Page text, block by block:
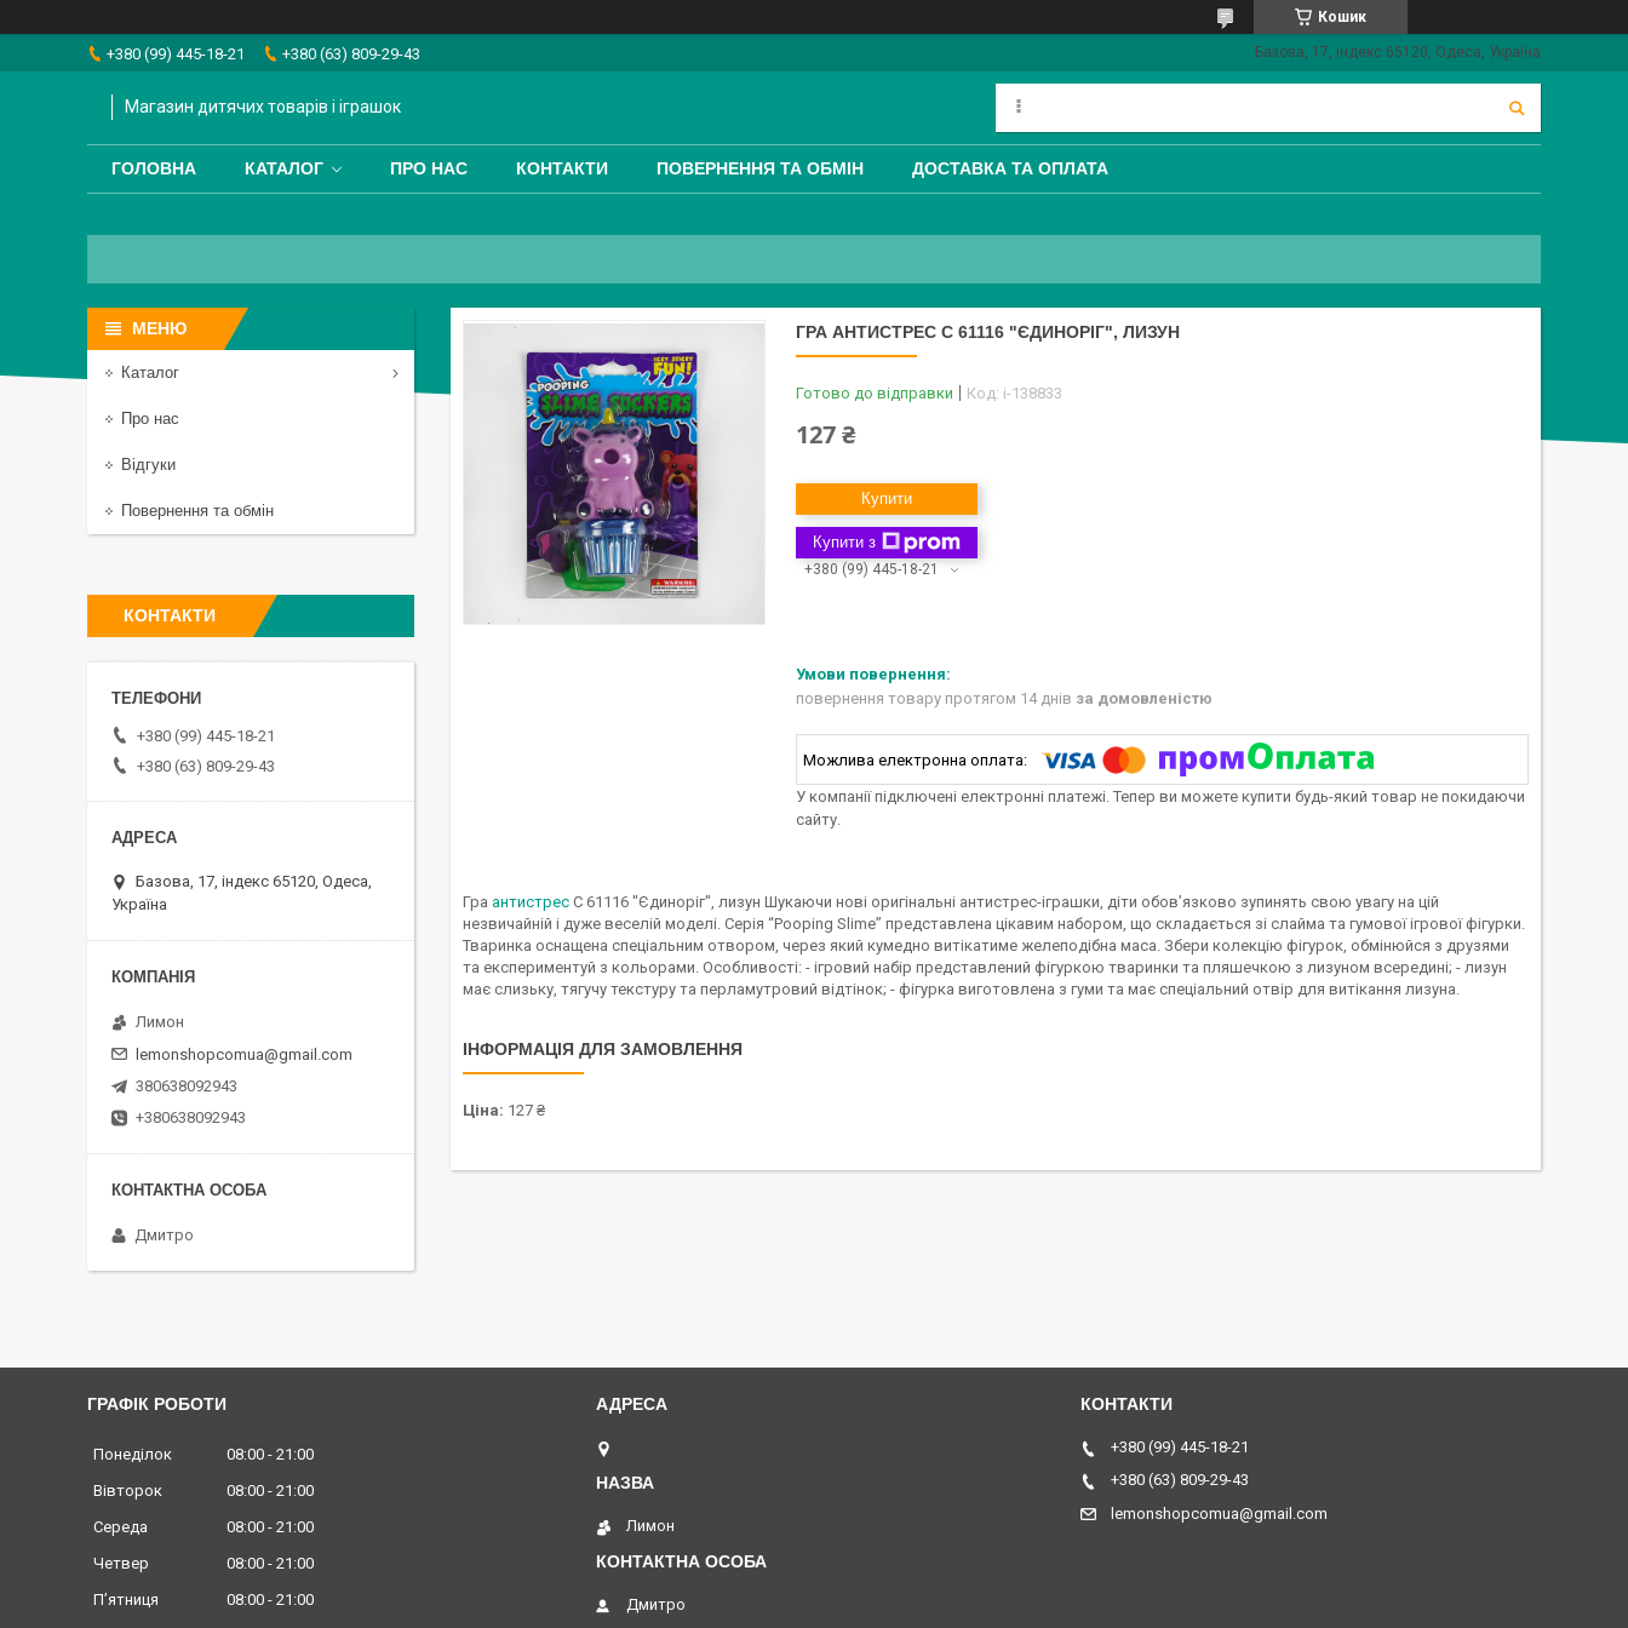
Кошик
+380 (99) 445-18-21 +380 (63) 809-29-43 Базова, 17, індекс 65120, Одеса, Україна
Магазин дитячих товарів і іграшок
ГОЛОВНА КАТАЛОГ ПРО НАС КОНТАКТИ ПОВЕРНЕННЯ ТА ОБМІН ДОСТАВКА ТА ОПЛАТА
ГРА АНТИСТРЕС С 61116 "ЄДИНОРІГ", ЛИЗУН
Готово до відправки Код: i-138833
127 ₴
Купити
Купити з
+380 (99) 445-18-21
повернення товару протягом 14 днів за домовленістю
У компанії підключені електронні платежі. Тепер ви можете купити будь-який товар не покидаючи
сайту.
Гра антистрес С 61116 "Єдиноріг", лизун Шукаючи нові оригінальні антистрес-іграшки, діти обов’язково зупинять свою увагу на цій
незвичайній і дуже веселій моделі. Серія “Pooping Slime” представлена цікавим набором, що складається зі слайма та гумової ігрової фігурки.
Тваринка оснащена спеціальним отвором, через який кумедно витікатиме желеподібна маса. Збери колекцію фігурок, обмінюйся з друзями
та експериментуй з кольорами. Особливості: - ігровий набір представлений фігуркою тваринки та пляшечкою з лизуном всередині; - лизун
має слизьку, тягучу текстуру та перламутровий відтінок; - фігурка виготовлена з гуми та має спеціальний отвір для витікання лизуна.
ІНФОРМАЦІЯ ДЛЯ ЗАМОВЛЕННЯ
Ціна: 127 ₴
Каталог
Про нас
Відгуки
Повернення та обмін
КОНТАКТИ
+380 (99) 445-18-21
+380 (63) 809-29-43
Базова, 17, індекс 65120, Одеса,
Україна
Лимон
lemonshopcomua@gmail.com
380638092943
+380638092943
Дмитро
ГРАФІК РОБОТИ
Понеділок 08:00
21:00
Вівторок
08:00
21:00
Середа
08:00
21:00
Четвер
08:00
21:00
Пʼятниця
08:00
21:00
Лимон
Дмитро
+380 (99) 445-18-21
+380 (63) 809-29-43
lemonshopcomua@gmail.com